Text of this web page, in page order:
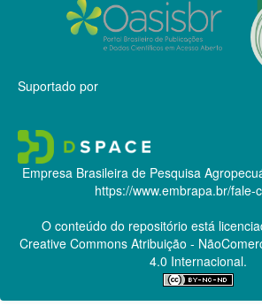
Suportado por
Empresa Brasileira de Pesquisa
https://www.embrapa.br/fale-
O conteúdo do repositório está
Creative CommonsAtribuição -
4.0 Internacional.